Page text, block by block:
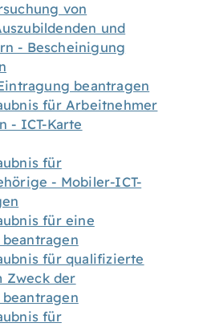
von
und
- Bescheinigung
beantragen
für Arbeitnehmer
- ICT-Karte
für
- Mobiler-ICT-
für eine
für qualifizierte
Zweck der
für